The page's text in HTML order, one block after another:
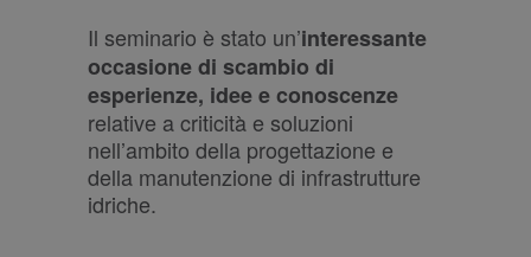
Il seminario è stato un’interessante
occasione di scambio di
esperienze, idee e conoscenze
relative a criticità e soluzioni
nell’ambito della progettazione e
della manutenzione di infrastrutture
idriche.